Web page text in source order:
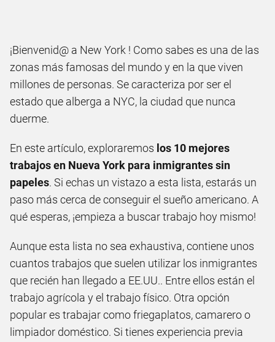
¡Bienvenid@ a New York ! Como sabes es una de las
zonas más famosas del mundo y en la que viven
millones de personas. Se caracteriza por ser el
estado que alberga a NYC, la ciudad que nunca
duerme.
En este artículo, exploraremos los 10 mejores
trabajos en Nueva York para inmigrantes sin
papeles. Si echas un vistazo a esta lista, estarás un
paso más cerca de conseguir el sueño americano. A
qué esperas, ¡empieza a buscar trabajo hoy mismo!
Aunque esta lista no sea exhaustiva, contiene unos
cuantos trabajos que suelen utilizar los inmigrantes
que recién han llegado a EE.UU.. Entre ellos están el
trabajo agrícola y el trabajo físico. Otra opción
popular es trabajar como friegaplatos, camarero o
limpiador doméstico. Si tienes experiencia previa